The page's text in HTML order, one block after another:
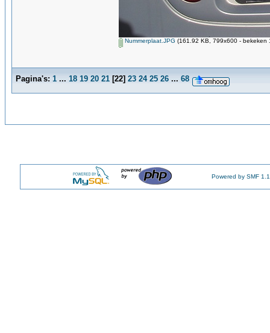
Nummerplaat.JPG (161.92 KB, 799x600 - bekeken
Pagina's: 1 ... 18 19 20 21 [22] 23 24 25 26 ... 68
Powered by SMF